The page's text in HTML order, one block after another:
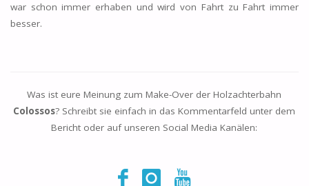
war schon immer erhaben und wird von Fahrt zu Fahrt immer
besser.
Was ist eure Meinung zum Make-Over der Holzachterbahn
Colossos? Schreibt sie einfach in das Kommentarfeld unter dem
Bericht oder auf unseren Social Media Kanälen: